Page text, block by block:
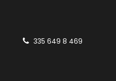
335 649 8 469